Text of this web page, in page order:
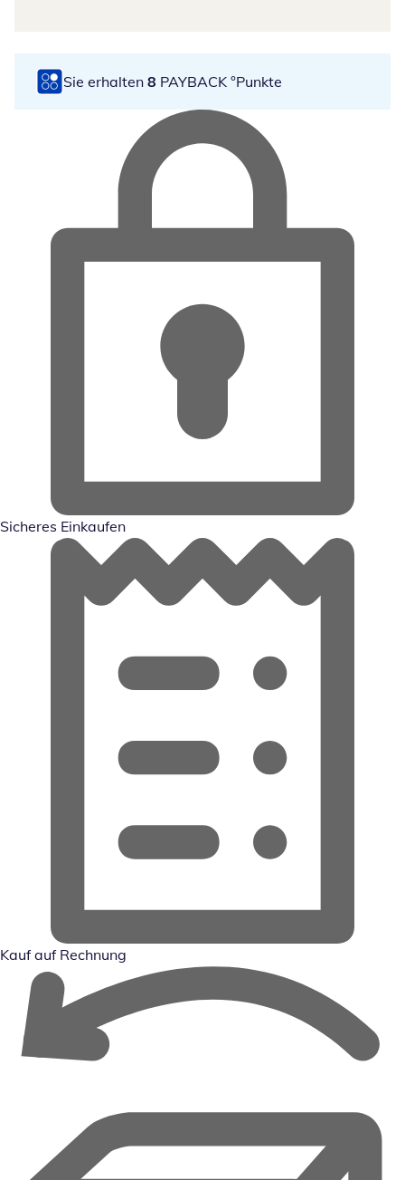
Sie erhalten 8 PAYBACK °Punkte
Sicheres Einkaufen
Kauf auf Rechnung